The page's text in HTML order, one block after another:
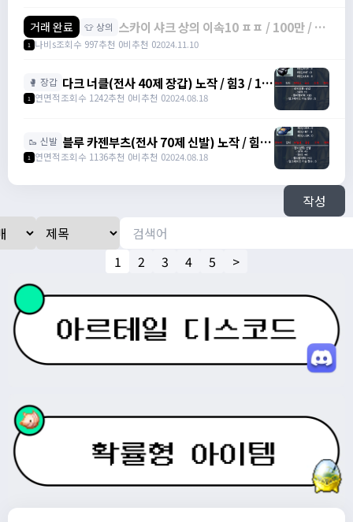
거래 완료 👕 상의 스카이 샤크 상의 이속10 ㅍㅍ / 100만 / 물
방 +1 이속+3 상옵
1 나비s조회수 997추천 0비추천 02024.11.10
🥊 장갑 다크 너클(전사 40제 장갑) 노작 / 힘3 / 13
만에 팝니다. / 130,000 /
https://open.kakao.com/o/s0DLJJJg
1 연면적조회수 1242추천 0비추천 02024.08.18
🥾 신발 블루 카젠부츠(전사 70제 신발) 노작 / 힘3 /
덱4 / 27만에 팝니다. / 270,000 /
https://open.kakao.com/o/s0DLJJJg
1 연면적조회수 1136추천 0비추천 02024.08.18
작성
1 2 3 4 5 >